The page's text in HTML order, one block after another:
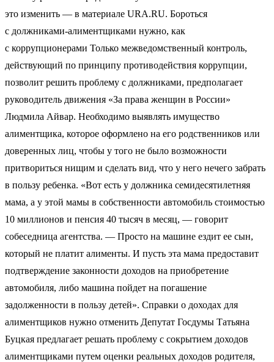
это изменить — в материале URA.RU. Бороться
с должниками-алиментщиками нужно, как
с коррупционерами Только межведомственный контроль,
действующий по принципу противодействия коррупции,
позволит решить проблему с должниками, предполагает
руководитель движения «За права женщин в России»
Людмила Айвар. Необходимо выявлять имущество
алиментщика, которое оформлено на его родственников или
доверенных лиц, чтобы у того не было возможности
притвориться нищим и сделать вид, что у него нечего забрать
в пользу ребенка. «Вот есть у должника семидесятилетняя
мама, а у этой мамы в собственности автомобиль стоимостью
10 миллионов и пенсия 40 тысяч в месяц, — говорит
собеседница агентства. — Просто на машине ездит ее сын,
который не платит алименты. И пусть эта мама предоставит
подтверждение законности доходов на приобретение
автомобиля, либо машина пойдет на погашение
задолженности в пользу детей». Справки о доходах для
алиментщиков нужно отменить Депутат Госдумы Татьяна
Буцкая предлагает решать проблему с сокрытием доходов
алиментщиками путем оценки реальных доходов родителя,